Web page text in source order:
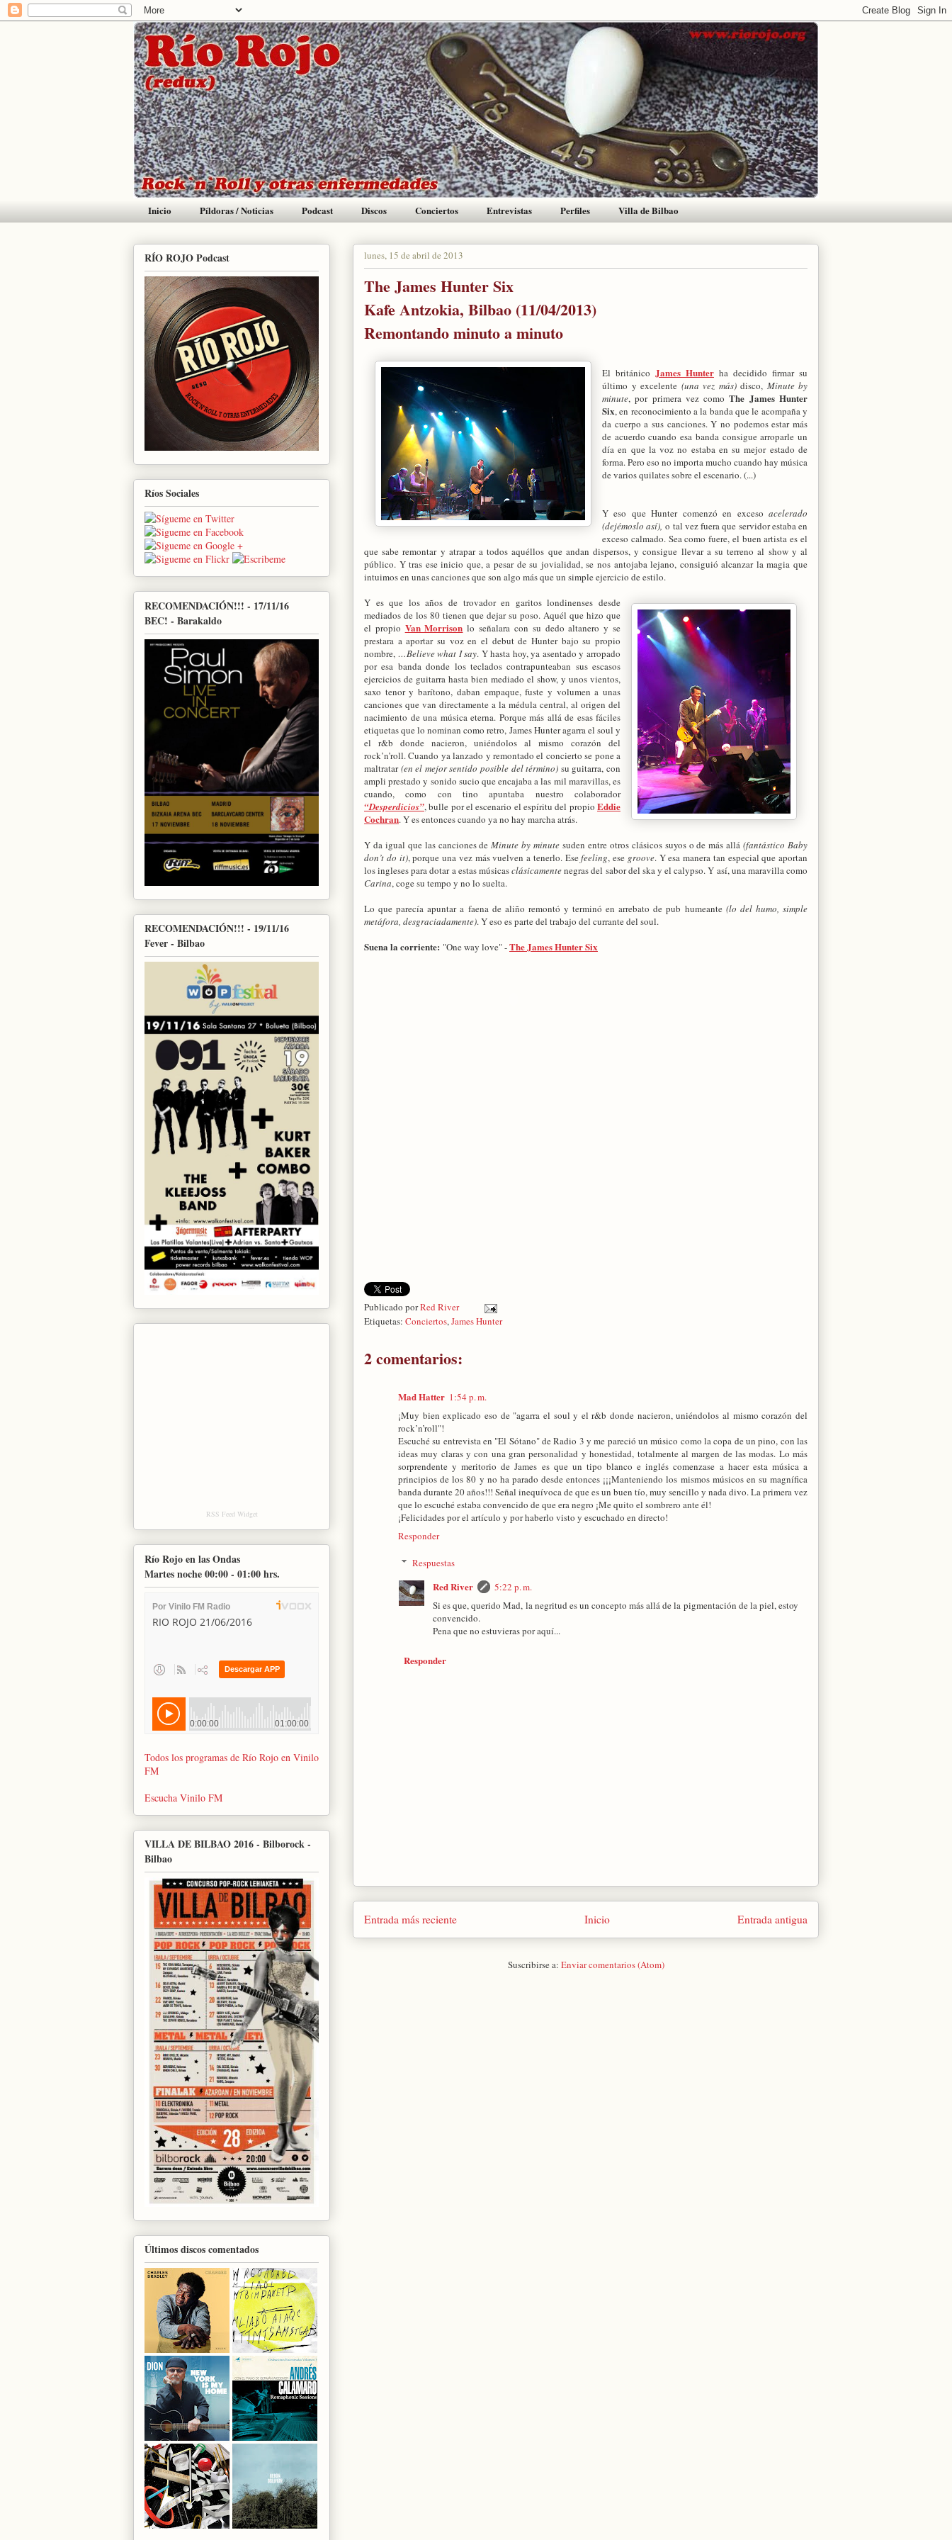
Inicio Píldoras / Noticias Podcast Discos Conciertos Entrevistas Perfiles Villa de Bilbao
lunes, 15 de abril de 2013
The James Hunter Six
Kafe Antzokia, Bilbao (11/04/2013)
Remontando minuto a minuto
El británico James Hunter ha decidido firmar su
último y excelente (una vez más)disco, Minute by
minute, por primera vez comoThe James Hunter
Six, en reconocimiento a la banda que le acompaña y
da cuerpo a sus canciones. Y no podemos estar más
de acuerdo cuando esa banda consigue arroparle un
día en que la voz no estaba en su mejor estado de
forma. Pero eso no importa mucho cuando hay música
de varios quilates sobre el escenario. (...)
Y eso que Hunter comenzó en exceso acelerado
(dejémoslo así), o tal vez fuera que servidor estaba en
exceso calmado. Sea como fuere, el buen artista es el
que sabe remontar y atrapar a todos aquéllos que andan dispersos, y consigue llevar a su terreno al show y al
público. Y tras ese inicio que, a pesar de su jovialidad, se nos antojaba lejano, consiguió alcanzar la magia que
intuimos en unas canciones que son algo más que un simple ejercicio de estilo.
Y es que los años de trovador en garitos londinenses desde
mediados de los 80 tienen que dejar su poso. Aquél que hizo que
el propio Van Morrison lo señalara con su dedo altanero y se
prestara a aportar su voz en el debut de Hunter bajo su propio
nombre, …Believe what I say. Y hasta hoy, ya asentado y arropado
por esa banda donde los teclados contrapunteaban sus escasos
ejercicios de guitarra hasta bien mediado el show, y unos vientos,
saxo tenor y barítono, daban empaque, fuste y volumen a unas
canciones que van directamente a la médula central, al origen del
nacimiento de una música eterna. Porque más allá de esas fáciles
etiquetas que lo nominan como retro, James Hunter agarra el soul y
el r&b donde nacieron, uniéndolos al mismo corazón del
rock’n’roll. Cuando ya lanzado y remontado el concierto se pone a
maltratar(en el mejor sentido posible del término) su guitarra, con
ampli prestado y sonido sucio que encajaba a las mil maravillas, es
cuando, como con tino apuntaba nuestro colaborador
“Desperdicios”, bulle por el escenario el espíritu del propio Eddie
Cochran. Y es entonces cuando ya no hay marcha atrás.
Y da igual que las canciones deMinute by minute suden entre otros clásicos suyos o de más allá(fantástico Baby
don’t do it), porque una vez más vuelven a tenerlo. Esefeeling, ese groove. Y esa manera tan especial que aportan
los ingleses para dotar a estas músicasclásicamentenegras del sabor del ska y el calypso. Y así, una maravilla como
Carina, coge su tempo y no lo suelta.
Lo que parecía apuntar a faena de aliño remontó y terminó en arrebato de pub humeante (lo del humo, simple
metáfora, desgraciadamente). Y eso es parte del trabajo del currante del soul.
Suena la corriente: "One way love" -The James Hunter Six
Publicado porRed River
Etiquetas: Conciertos,James Hunter
2 comentarios:
Mad Hatter 1:54 p. m.
¡Muy bien explicado eso de "agarra el soul y el r&b donde nacieron, uniéndolos al mismo corazón del
rock’n’roll"!
Escuché su entrevista en "El Sótano" de Radio 3 y me pareció un músico como la copa de un pino, con las
ideas muy claras y con una gran personalidad y honestidad, totalmente al margen de las modas. Lo más
sorprendente y meritorio de James es que un tipo blanco e inglés comenzase a hacer esta música a
principios de los 80 y no ha parado desde entonces ¡¡¡Manteniendo los mismos músicos en su magnífica
banda durante 20 años!!! Señal inequívoca de que es un buen tío, muy sencillo y nada divo. La primera vez
que lo escuché estaba convencido de que era negro ¡Me quito el sombrero ante él!
¡Felicidades por el artículo y por haberlo visto y escuchado en directo!
Responder
Respuestas
Red River
5:22 p. m.
Si es que, querido Mad, la negritud es un concepto más allá de la pigmentación de la piel, estoy
convencido.
Pena que no estuvieras por aquí...
Responder
Entrada más reciente Entrada antigua
Inicio
Suscribirse a: Enviar comentarios (Atom)
RÍO ROJO Podcast
Ríos Sociales
RECOMENDACIÓN!!! - 17/11/16
BEC! - Barakaldo
RECOMENDACIÓN!!! - 19/11/16
Fever - Bilbao
RSS Feed Widget
Río Rojo en las Ondas
Martes noche 00:00 - 01:00 hrs.
Todos los programas de Río Rojo en Vinilo
FM
Escucha Vinilo FM
VILLA DE BILBAO 2016 - Bilborock -
Bilbao
Últimos discos comentados